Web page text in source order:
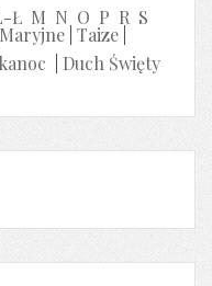
Ł M N O P R S
Maryjne Taize
Duch Święty